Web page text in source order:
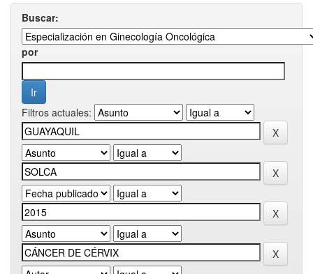
Buscar:
por
Filtros actuales: